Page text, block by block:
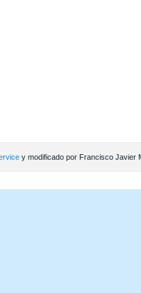
y modificado por Francisco Javier